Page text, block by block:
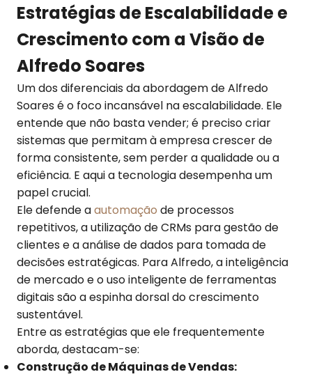
Estratégias de Escalabilidade e
Crescimento com a Visão de
Alfredo Soares
Um dos diferenciais da abordagem de Alfredo
Soares é o foco incansável na escalabilidade. Ele
entende que não basta vender; é preciso criar
sistemas que permitam à empresa crescer de
forma consistente, sem perder a qualidade ou a
eficiência. E aqui a tecnologia desempenha um
papel crucial.
Ele defende aautomação de processos
repetitivos, a utilização de CRMs para gestão de
clientes e a análise de dados para tomada de
decisões estratégicas. Para Alfredo, a inteligência
de mercado e o uso inteligente de ferramentas
digitais são a espinha dorsal do crescimento
sustentável.
Entre as estratégias que ele frequentemente
aborda, destacam-se:
Construção de Máquinas de Vendas: